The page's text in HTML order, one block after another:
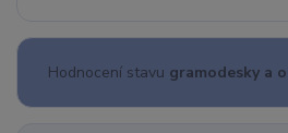
Hodnocení stavu gramodesky a